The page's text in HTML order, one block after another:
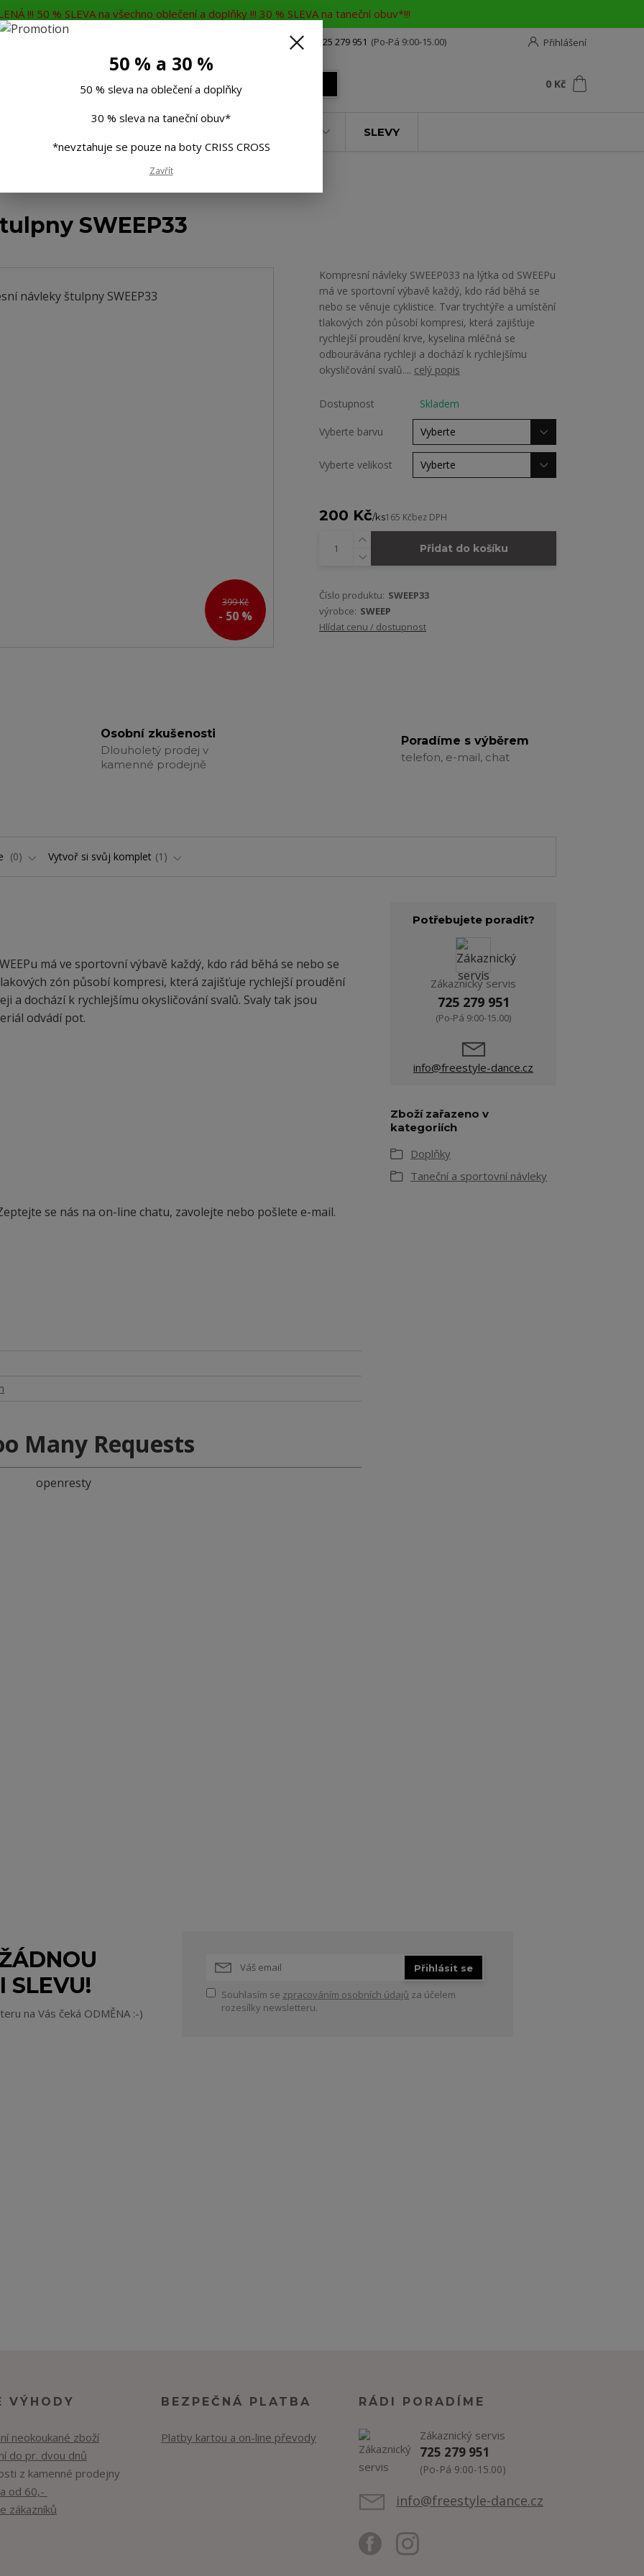
!!! 50 % SLEVA na všechno oblečení a doplňky !!! 30 % SLEVA na taneční obuv*!!!
Přihlášení
Rádi Vám poradíme 725 279 951 (Po-Pá 9:00-15.00)
0 Kč
SLEVY
návleky štulpny SWEEP33
SWEEP33
399 Kč
- 50 %
Kompresní návleky SWEEP033 na lýtka od SWEEPu
má ve sportovní výbavě každý, kdo rád běhá se
nebo se věnuje cyklistice. Tvar trychtýře a umístění
tlakových zón působí kompresi, která zajišťuje
rychlejší proudění krve, kyselina mléčná se
odbourávána rychleji a dochází k rychlejšímu
okysličování svalů.... celý popis
Dostupnost Skladem
Vyberte barvu
Vyberte velikost
200 Kč/ks165 Kčbez DPH
Přidat do košíku
Číslo produktu: SWEEP33
výrobce: SWEEP
Hlídat cenu / dostupnost
Osobní zkušenosti
Dlouholetý prodej v
kamenné prodejně
Poradíme s výběrem
telefon, e-mail, chat
0 Vytvoř si svůj komplet 1
má ve sportovní výbavě každý, kdo rád běhá se nebo se
zón působí kompresi, která zajišťuje rychlejší proudění
a dochází k rychlejšímu okysličování svalů. Svaly tak jsou
odvádí pot.
se nás na on-line chatu, zavolejte nebo pošlete e-mail.
Many Requests
openresty
Potřebujete poradit?
Zákaznický servis
725 279 951
(Po-Pá 9:00-15.00)
info@freestyle-dance.cz
Zboží zařazeno v
kategoriích
Doplňky
Taneční a sportovní návleky
SLEVU!
na Vás čeká ODMĚNA :-)
Přihlásit se
Souhlasím se zpracováním osobních údajů za účelem
rozesílky newsletteru.
VÝHODY
neokoukané zboží
do pr. dvou dnů
z kamenné prodejny
od 60,-
zákazníků
BEZPEČNÁ PLATBA
Platby kartou a on-line převody
RÁDI PORADÍME
Zákaznický servis
725 279 951
(Po-Pá 9:00-15.00)
info@freestyle-dance.cz
50 % a 30 %
50 % sleva na oblečení a doplňky
30 % sleva na taneční obuv*
*nevztahuje se pouze na boty CRISS CROSS
Zavřít